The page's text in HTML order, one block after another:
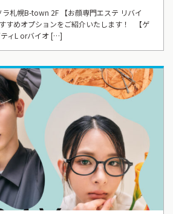
札幌B-town 2F 【お顔専門エステ リバイ
めオプションをご紹介いたします！ 【ゲ
ィL orバイオ […]